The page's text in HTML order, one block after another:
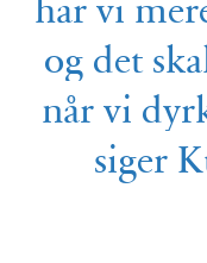
og det
når vi
siger